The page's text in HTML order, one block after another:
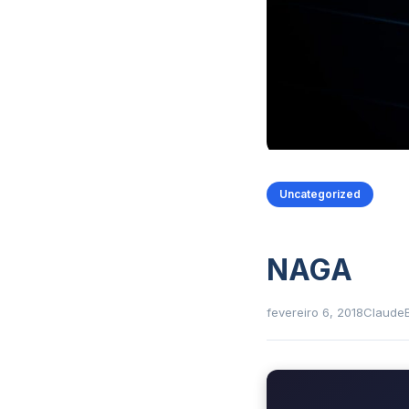
Uncategorized
NAGA
fevereiro 6, 2018